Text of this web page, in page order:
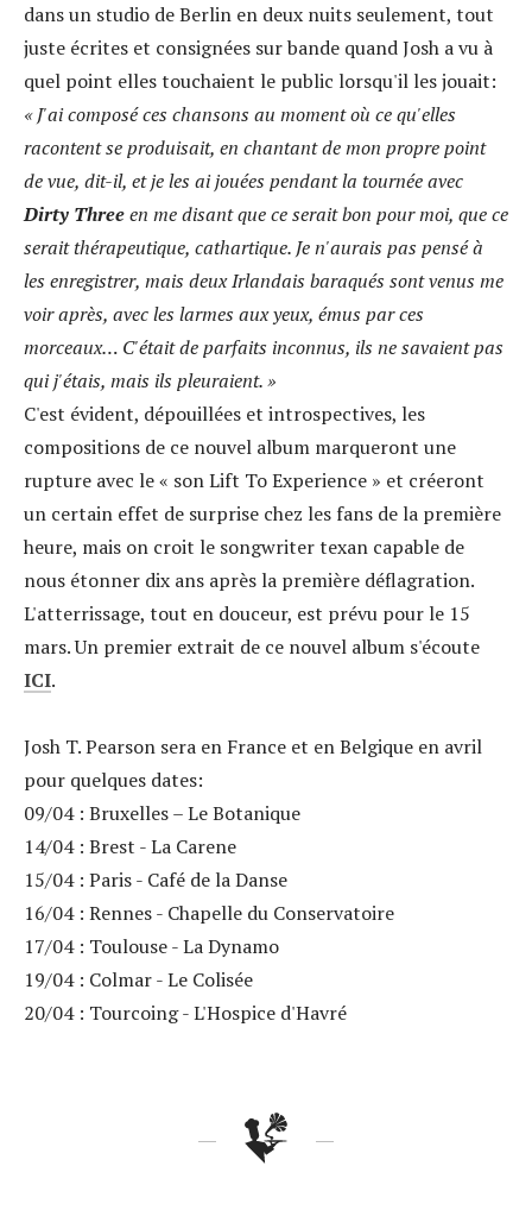
dans un studio de Berlin en deux nuits seulement, tout
juste écrites et consignées sur bande quand Josh a vu à
quel point elles touchaient le public lorsqu'il les jouait:
« J'ai composé ces chansons au moment où ce qu'elles
racontent se produisait, en chantant de mon propre point
de vue, dit-il, et je les ai jouées pendant la tournée avec
Dirty Threeen me disant que ce serait bon pour moi, que ce
serait thérapeutique, cathartique. Je n'aurais pas pensé à
les enregistrer, mais deux Irlandais baraqués sont venus me
voir après, avec les larmes aux yeux, émus par ces
morceaux… C'était de parfaits inconnus, ils ne savaient pas
qui j'étais, mais ils pleuraient. »
C'est évident, dépouillées et introspectives, les
compositions de ce nouvel album marqueront une
rupture avec le « son Lift To Experience » et créeront
un certain effet de surprise chez les fans de la première
heure, mais on croit le songwriter texan capable de
nous étonner dix ans après la première déflagration.
L'atterrissage, tout en douceur, est prévu pour le 15
mars. Un premier extrait de ce nouvel album s'écoute
ICI.
Josh T. Pearson sera en France et en Belgique en avril
pour quelques dates:
09/04 : Bruxelles – Le Botanique
14/04 : Brest - La Carene
15/04 : Paris - Café de la Danse
16/04 : Rennes - Chapelle du Conservatoire
17/04 : Toulouse - La Dynamo
19/04 : Colmar - Le Colisée
20/04 : Tourcoing - L'Hospice d'Havré